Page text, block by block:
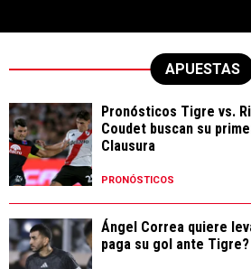
APUESTAS
Pronósticos Tigre vs.
Coudet buscan su
Clausura
PRONÓSTICOS
Ángel Correa quiere
paga su gol ante Tigre?